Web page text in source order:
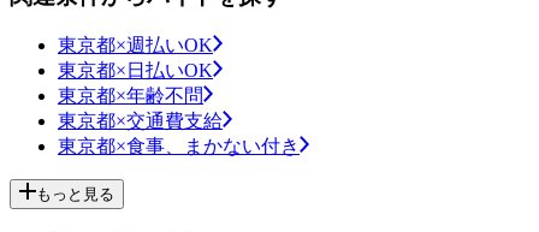
東京都×週払いOK
東京都×日払いOK
東京都×年齢不問
東京都×交通費支給
東京都×食事、まかない付き
もっと見る